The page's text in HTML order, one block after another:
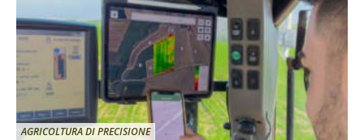
AGRICOLTURA DI PRECISIONE